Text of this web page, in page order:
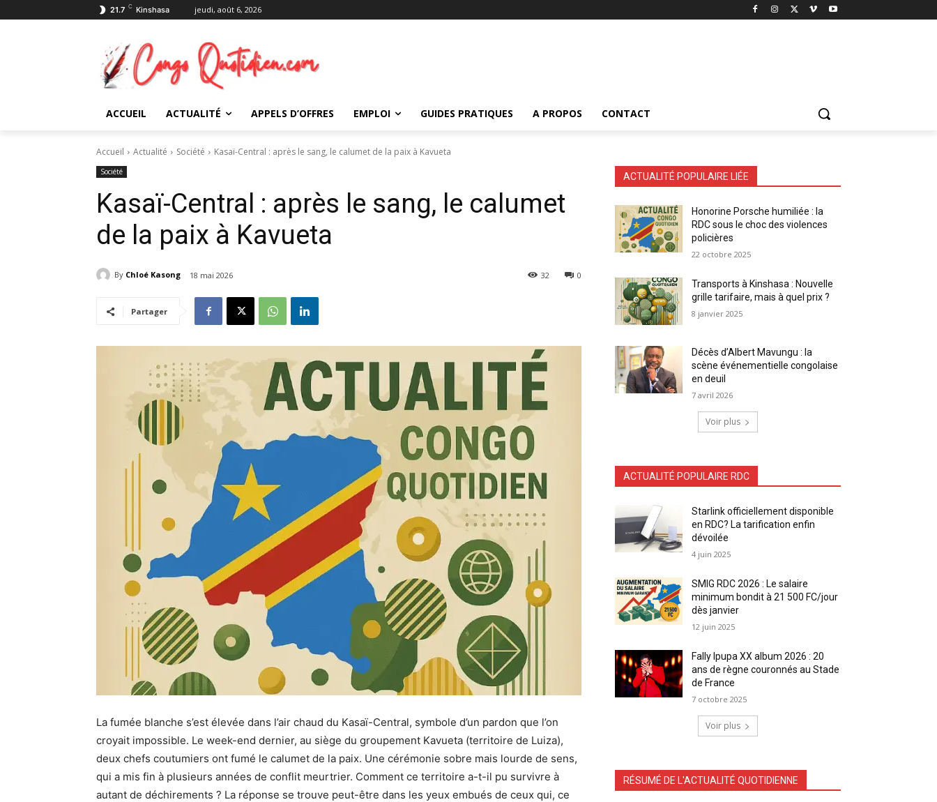
21.7 C Kinshasa jeudi, août 6, 2026
ACCUEIL ACTUALITÉ APPELS D’OFFRES EMPLOI GUIDES PRATIQUES A PROPOS CONTACT
Accueil Actualité Société Kasaï-Central : après le sang, le calumet de la paix à Kavueta
Société
Kasaï-Central : après le sang, le calumet
de la paix à Kavueta
By Chloé Kasong 18 mai 2026 0
32
Partager
La fumée blanche s’est élevée dans l’air chaud du Kasaï-Central, symbole d’un pardon que l’on
croyait impossible. Le week-end dernier, au siège du groupement Kavueta (territoire de Luiza),
deux chefs coutumiers ont fumé le calumet de la paix. Une cérémonie sobre mais lourde de sens,
qui a mis fin à plusieurs années de conflit meurtrier. Comment ce territoire a-t-il pu survivre à
autant de déchirements ? La réponse se trouve peut-être dans les yeux embués de ceux qui, ce
ACTUALITÉ POPULAIRE LIÉE
Honorine Porsche humiliée : la
RDC sous le choc des violences
policières
22 octobre 2025
Transports à Kinshasa : Nouvelle
grille tarifaire, mais à quel prix ?
8 janvier 2025
Décès d’Albert Mavungu : la
scène événementielle congolaise
en deuil
7 avril 2026
Voir plus
ACTUALITÉ POPULAIRE RDC
Starlink officiellement disponible
en RDC? La tarification enfin
dévoilée
4 juin 2025
SMIG RDC 2026 : Le salaire
minimum bondit à 21 500 FC/jour
dès janvier
12 juin 2025
Fally Ipupa XX album 2026 : 20
ans de règne couronnés au Stade
de France
7 octobre 2025
Voir plus
RÉSUMÉ DE L'ACTUALITÉ QUOTIDIENNE